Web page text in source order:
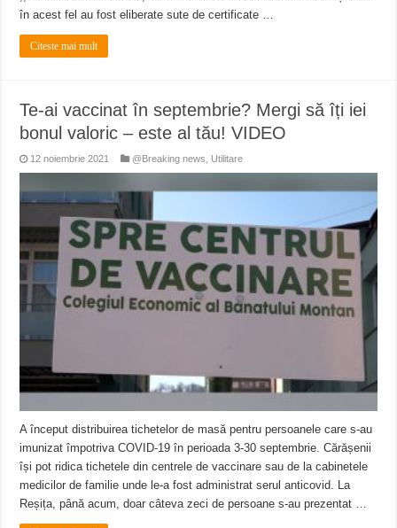
în acest fel au fost eliberate sute de certificate …
Citeste mai mult
Te-ai vaccinat în septembrie? Mergi să îți iei
bonul valoric – este al tău! VIDEO
12 noiembrie 2021 @Breaking news Utilitare
A început distribuirea tichetelor de masă pentru persoanele care s-au
imunizat împotriva COVID-19 în perioada 3-30 septembrie. Cărășenii
își pot ridica tichetele din centrele de vaccinare sau de la cabinetele
medicilor de familie unde le-a fost administrat serul anticovid. La
Reșița, până acum, doar câteva zeci de persoane s-au prezentat …